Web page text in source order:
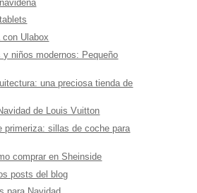
Ulabox
y niños modernos: Pequeño
una preciosa tienda de
de Louis Vuitton
primeriza: sillas de coche para
comprar en Sheinside
posts del blog